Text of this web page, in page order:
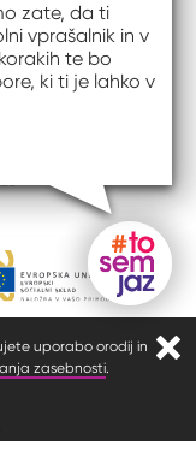
uporabo orodij in
zasebnosti.
Gumb
zate, da ti
vprašalnik in v
te bo
ki ti je lahko v